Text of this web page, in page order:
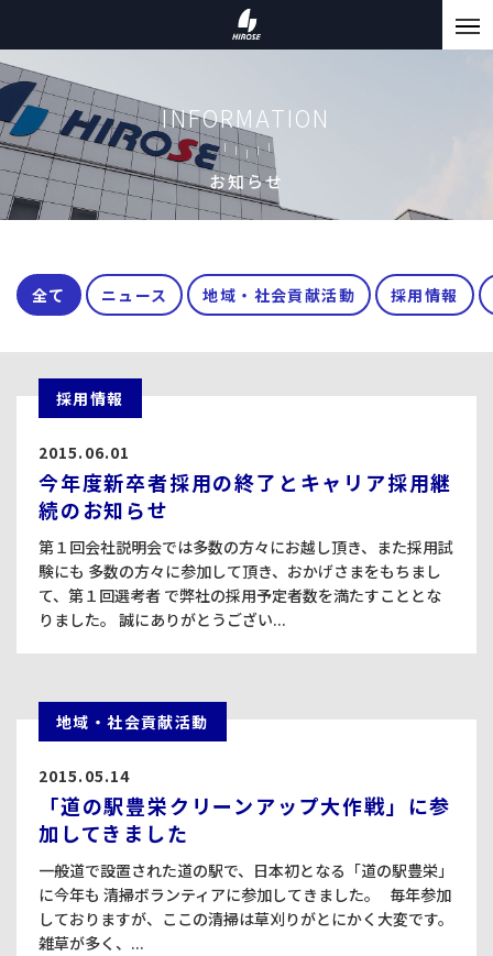
INFORMATION
お知らせ
全て ニュース 地域・社会貢献活動 採用情報
採用情報
2015.06.01
今年度新卒者採用の終了とキャリア採用継
続のお知らせ
第１回会社説明会では多数の方々にお越し頂き、また採用試
験にも 多数の方々に参加して頂き、おかげさまをもちまし
て、第１回選考者 で弊社の採用予定者数を満たすこととな
りました。 誠にありがとうござい...
地域・社会貢献活動
2015.05.14
「道の駅豊栄クリーンアップ大作戦」に参
加してきました
一般道で設置された道の駅で、日本初となる「道の駅豊栄」
に今年も 清掃ボランティアに参加してきました。 毎年参加
しておりますが、ここの清掃は草刈りがとにかく大変です。
雑草が多く、...